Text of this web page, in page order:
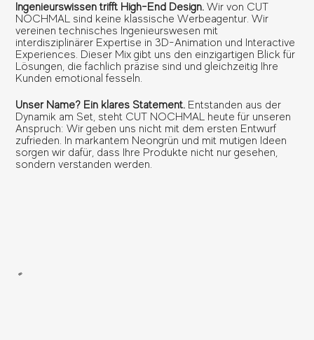
Ingenieurswissen trifft High-End Design. Wir von CUT
NOCHMAL sind keine klassische Werbeagentur. Wir
vereinen technisches Ingenieurswesen mit
interdisziplinärer Expertise in 3D-Animation und Interactive
Experiences. Dieser Mix gibt uns den einzigartigen Blick für
Lösungen, die fachlich präzise sind und gleichzeitig Ihre
Kunden emotional fesseln.
Unser Name? Ein klares Statement. Entstanden aus der
Dynamik am Set, steht CUT NOCHMAL heute für unseren
Anspruch: Wir geben uns nicht mit dem ersten Entwurf
zufrieden. In markantem Neongrün und mit mutigen Ideen
sorgen wir dafür, dass Ihre Produkte nicht nur gesehen,
sondern verstanden werden.